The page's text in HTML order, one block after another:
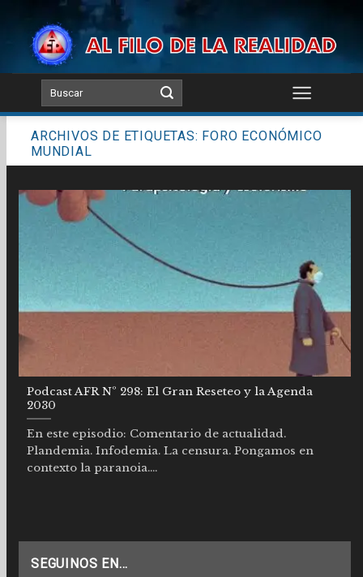
content
ARCHIVOS DE ETIQUETAS: FORO ECONÓMICO
MUNDIAL
Podcast AFR Nº 298: El Gran Reseteo y la Agenda
2030
En este episodio: Comentario de actualidad.
Plandemia. Infodemia. La censura. Pongamos en
contexto la paranoia....
SEGUINOS EN…